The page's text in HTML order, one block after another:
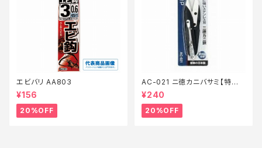
エビバリ AA803
¥156
20%OFF
AC-021 ニ徳カニバサミ【特価
装備】【20】
¥240
20%OFF